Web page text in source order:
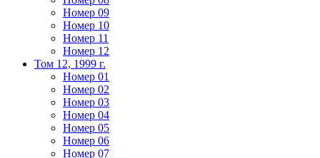
Номер 09
Номер 10
Номер 11
Номер 12
Том 12, 1999 г.
Номер 01
Номер 02
Номер 03
Номер 04
Номер 05
Номер 06
Номер 07